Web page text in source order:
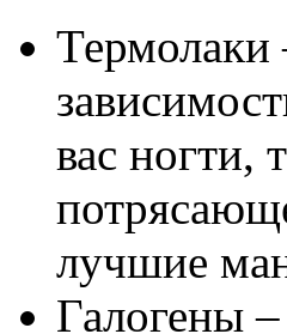
Термолаки
вас ногти,
лучшие
Галогены